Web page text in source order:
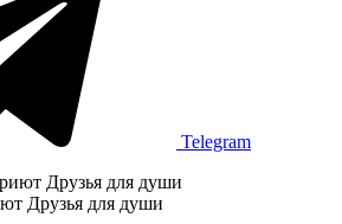
Telegram
Друзья для души